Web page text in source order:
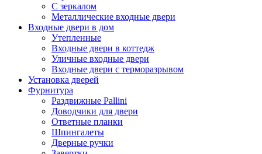
С зеркалом
Металлические входные двери
Входные двери в дом
Утепленные
Входные двери в коттедж
Уличные входные двери
Входные двери с терморазрывом
Установка дверей
Фурнитура
Раздвижные Pallini
Доводчики для двери
Ответные планки
Шпингалеты
Дверные ручки